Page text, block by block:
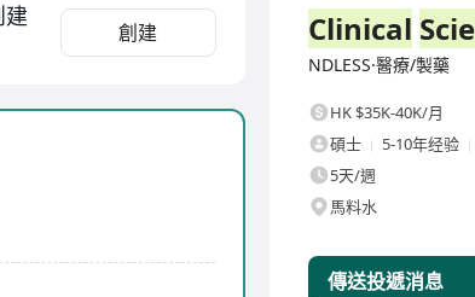
創建 Clinical
NDLESS·醫療/製藥
HK $35K-40K/月
碩士
5-10年经验
5天/週
馬料水
傳送投遞消息